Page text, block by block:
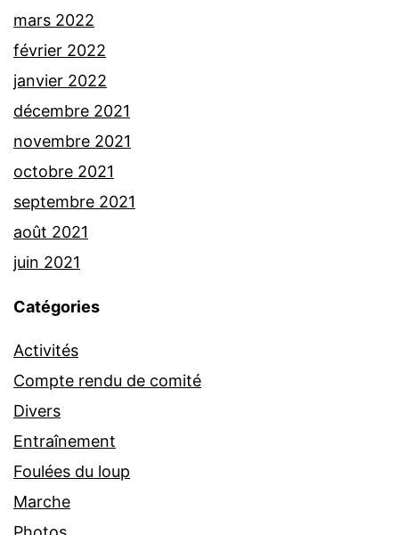
mars 2022
février 2022
janvier 2022
décembre 2021
novembre 2021
octobre 2021
septembre 2021
août 2021
juin 2021
Catégories
Activités
Compte rendu de comité
Divers
Entraînement
Foulées du loup
Marche